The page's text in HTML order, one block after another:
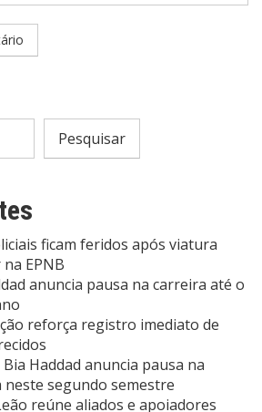
Pesquisar
ficam feridos após viatura
EPNB
anuncia pausa na carreira até o
reforça registro imediato de
Haddad anuncia pausa na
neste segundo semestre
reúne aliados e apoiadores